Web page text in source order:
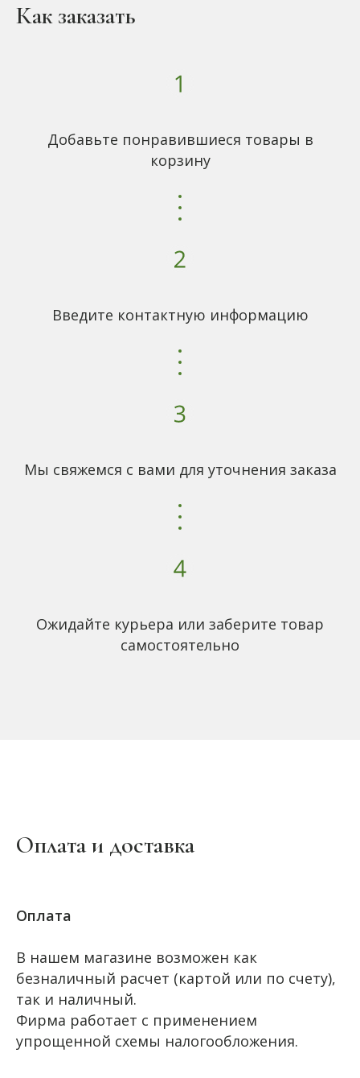
Как заказать
Добавьте понравившиеся товары в
корзину
Введите контактную информацию
Мы свяжемся с вами для уточнения заказа
Ожидайте курьера или заберите товар
самостоятельно
Оплата и доставка
Оплата
В нашем магазине возможен как
безналичный расчет (картой или по счету),
так и наличный.
Фирма работает с применением
упрощенной схемы налогообложения.